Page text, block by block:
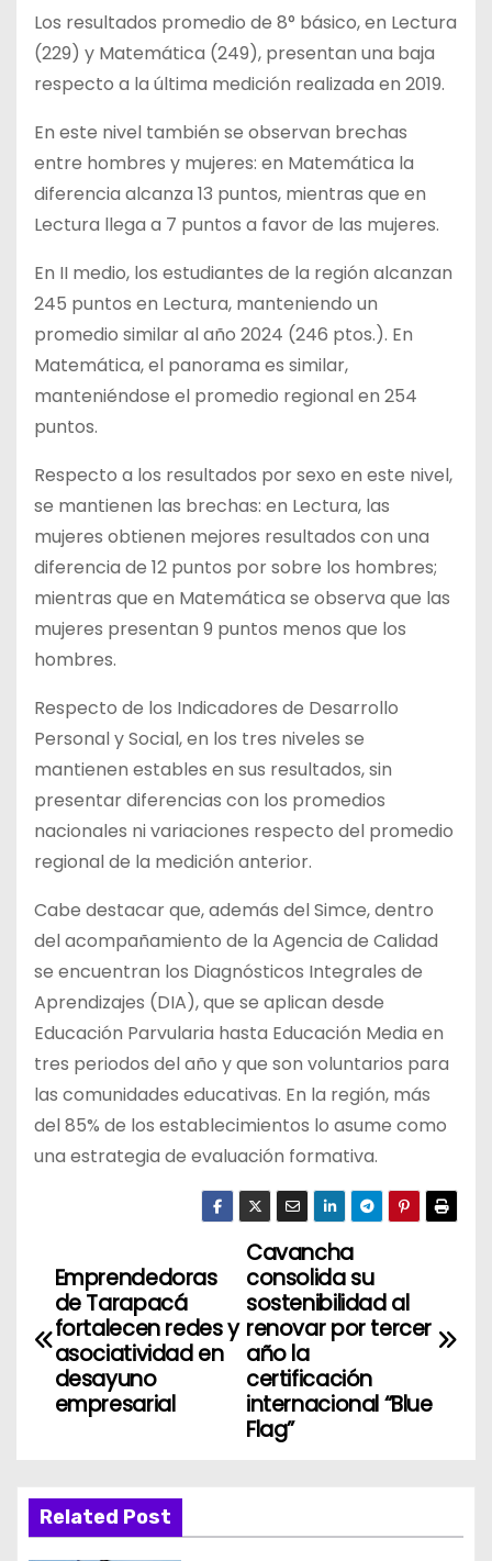
Los resultados promedio de 8° básico, en Lectura
(229) y Matemática (249), presentan una baja
respecto a la última medición realizada en 2019.
En este nivel también se observan brechas
entre hombres y mujeres: en Matemática la
diferencia alcanza 13 puntos, mientras que en
Lectura llega a 7 puntos a favor de las mujeres.
En II medio, los estudiantes de la región alcanzan
245 puntos en Lectura, manteniendo un
promedio similar al año 2024 (246 ptos.). En
Matemática, el panorama es similar,
manteniéndose el promedio regional en 254
puntos.
Respecto a los resultados por sexo en este nivel,
se mantienen las brechas: en Lectura, las
mujeres obtienen mejores resultados con una
diferencia de 12 puntos por sobre los hombres;
mientras que en Matemática se observa que las
mujeres presentan 9 puntos menos que los
hombres.
Respecto de los Indicadores de Desarrollo
Personal y Social, en los tres niveles se
mantienen estables en sus resultados, sin
presentar diferencias con los promedios
nacionales ni variaciones respecto del promedio
regional de la medición anterior.
Cabe destacar que, además del Simce, dentro
del acompañamiento de la Agencia de Calidad
se encuentran los Diagnósticos Integrales de
Aprendizajes (DIA), que se aplican desde
Educación Parvularia hasta Educación Media en
tres periodos del año y que son voluntarios para
las comunidades educativas. En la región, más
del 85% de los establecimientos lo asume como
una estrategia de evaluación formativa.
N
v
a
c
Cavancha
consolida su
sostenibilidad al
renovar por tercer
año la
certificación
internacional “Blue
Flag”
Emprendedoras
de Tarapacá
fortalecen redes y
asociatividad en
desayuno
empresarial
Related Post